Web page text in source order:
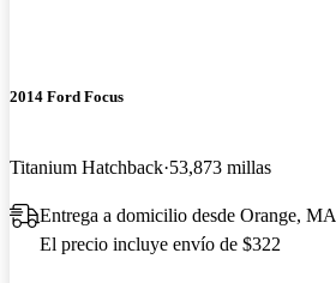
2014 Ford Focus
Titanium Hatchback 53,873 millas
Entrega a domicilio desde Orange, MA
El precio incluye envío de $322